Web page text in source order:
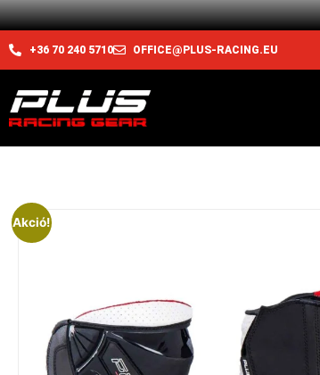
+36 70 240 5710 OFFICE@PLUS-RACING.EU
Akció!